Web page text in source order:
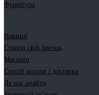
Фурнітура
Новини
Створи свій брелок
Магазин
Спосіб оплати і доставки
Де нас знайти